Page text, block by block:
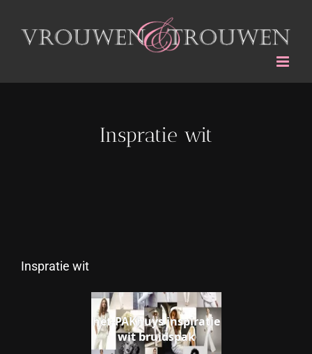
naar
inhoud
Inspratie wit
Inspratie wit
het-PAKhuys inspiratie
wit bruidspak